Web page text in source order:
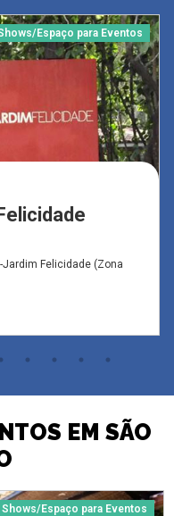
Espaço para Eventos
Jardim Felicidade (Zona
EM SÃO
Shows/Espaço para Eventos